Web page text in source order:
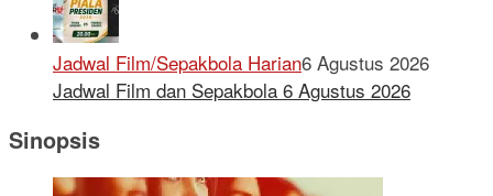
Jadwal Film/Sepakbola Harian6 Agustus 2026
Jadwal Film dan Sepakbola 6 Agustus 2026
Sinopsis